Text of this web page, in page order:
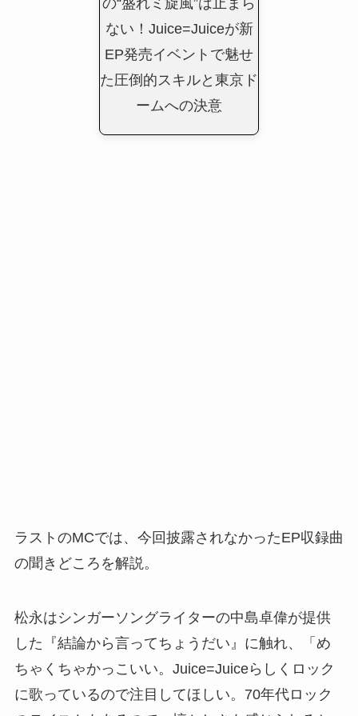
ラストのMCでは、今回披露されなかったEP収録曲
の聞きどころを解説。
松永はシンガーソングライターの中島卓偉が提供
した『結論から言ってちょうだい』に触れ、「め
ちゃくちゃかっこいい。Juice=Juiceらしくロック
に歌っているので注目してほしい。70年代ロック